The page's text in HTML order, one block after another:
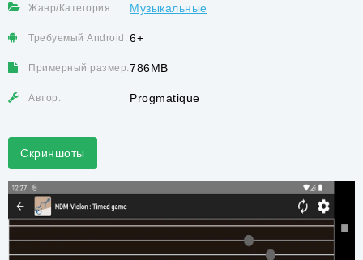
Жанр/Категория: Музыкальные
Требуемый Android: 6+
Примерный размер:786MB
Автор: Progmatique
Скриншоты